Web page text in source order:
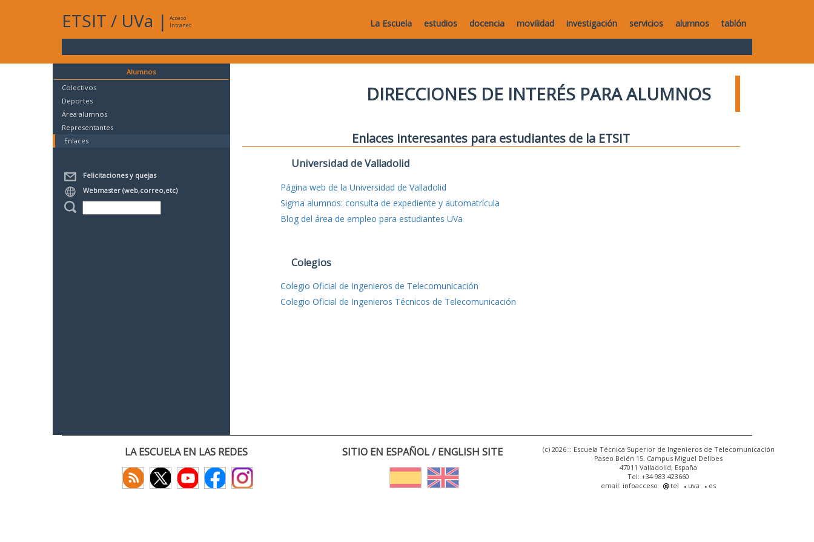
ETSIT / UVa |
Acceso
Intranet
La Escuela estudios docencia movilidad investigación servicios alumnos tablón
Alumnos
Colectivos
Deportes
Área alumnos
Representantes
Enlaces
Felicitaciones y quejas
Webmaster (web,correo,etc)
DIRECCIONES DE INTERÉS PARA ALUMNOS
Enlaces interesantes para estudiantes de la ETSIT
Universidad de Valladolid
Página web de la Universidad de Valladolid
Sigma alumnos: consulta de expediente y automatrícula
Blog del área de empleo para estudiantes UVa
Colegios
Colegio Oficial de Ingenieros de Telecomunicación
Colegio Oficial de Ingenieros Técnicos de Telecomunicación
LA ESCUELA EN LAS REDES SITIO EN ESPAÑOL / ENGLISH SITE
(c) 2026 :: Escuela Técnica Superior de Ingenieros de Telecomunicación
Paseo Belén 15. Campus Miguel Delibes
47011 Valladolid, España
Tel: +34 983 423660
email: infoacceso
tel uva es